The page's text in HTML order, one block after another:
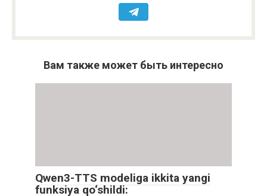
Вам также может быть интересно
Qwen3-TTS modeliga ikkita yangi
funksiya qo‘shildi: